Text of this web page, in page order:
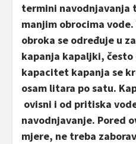
termini navodnjavanja
manjim obrocima
obroka se određuje u
kapanja kapaljki, često
kapacitet kapanja se
osam litara po satu.
ovisni i od pritiska
navodnjavanje. Pored
mjere, ne treba